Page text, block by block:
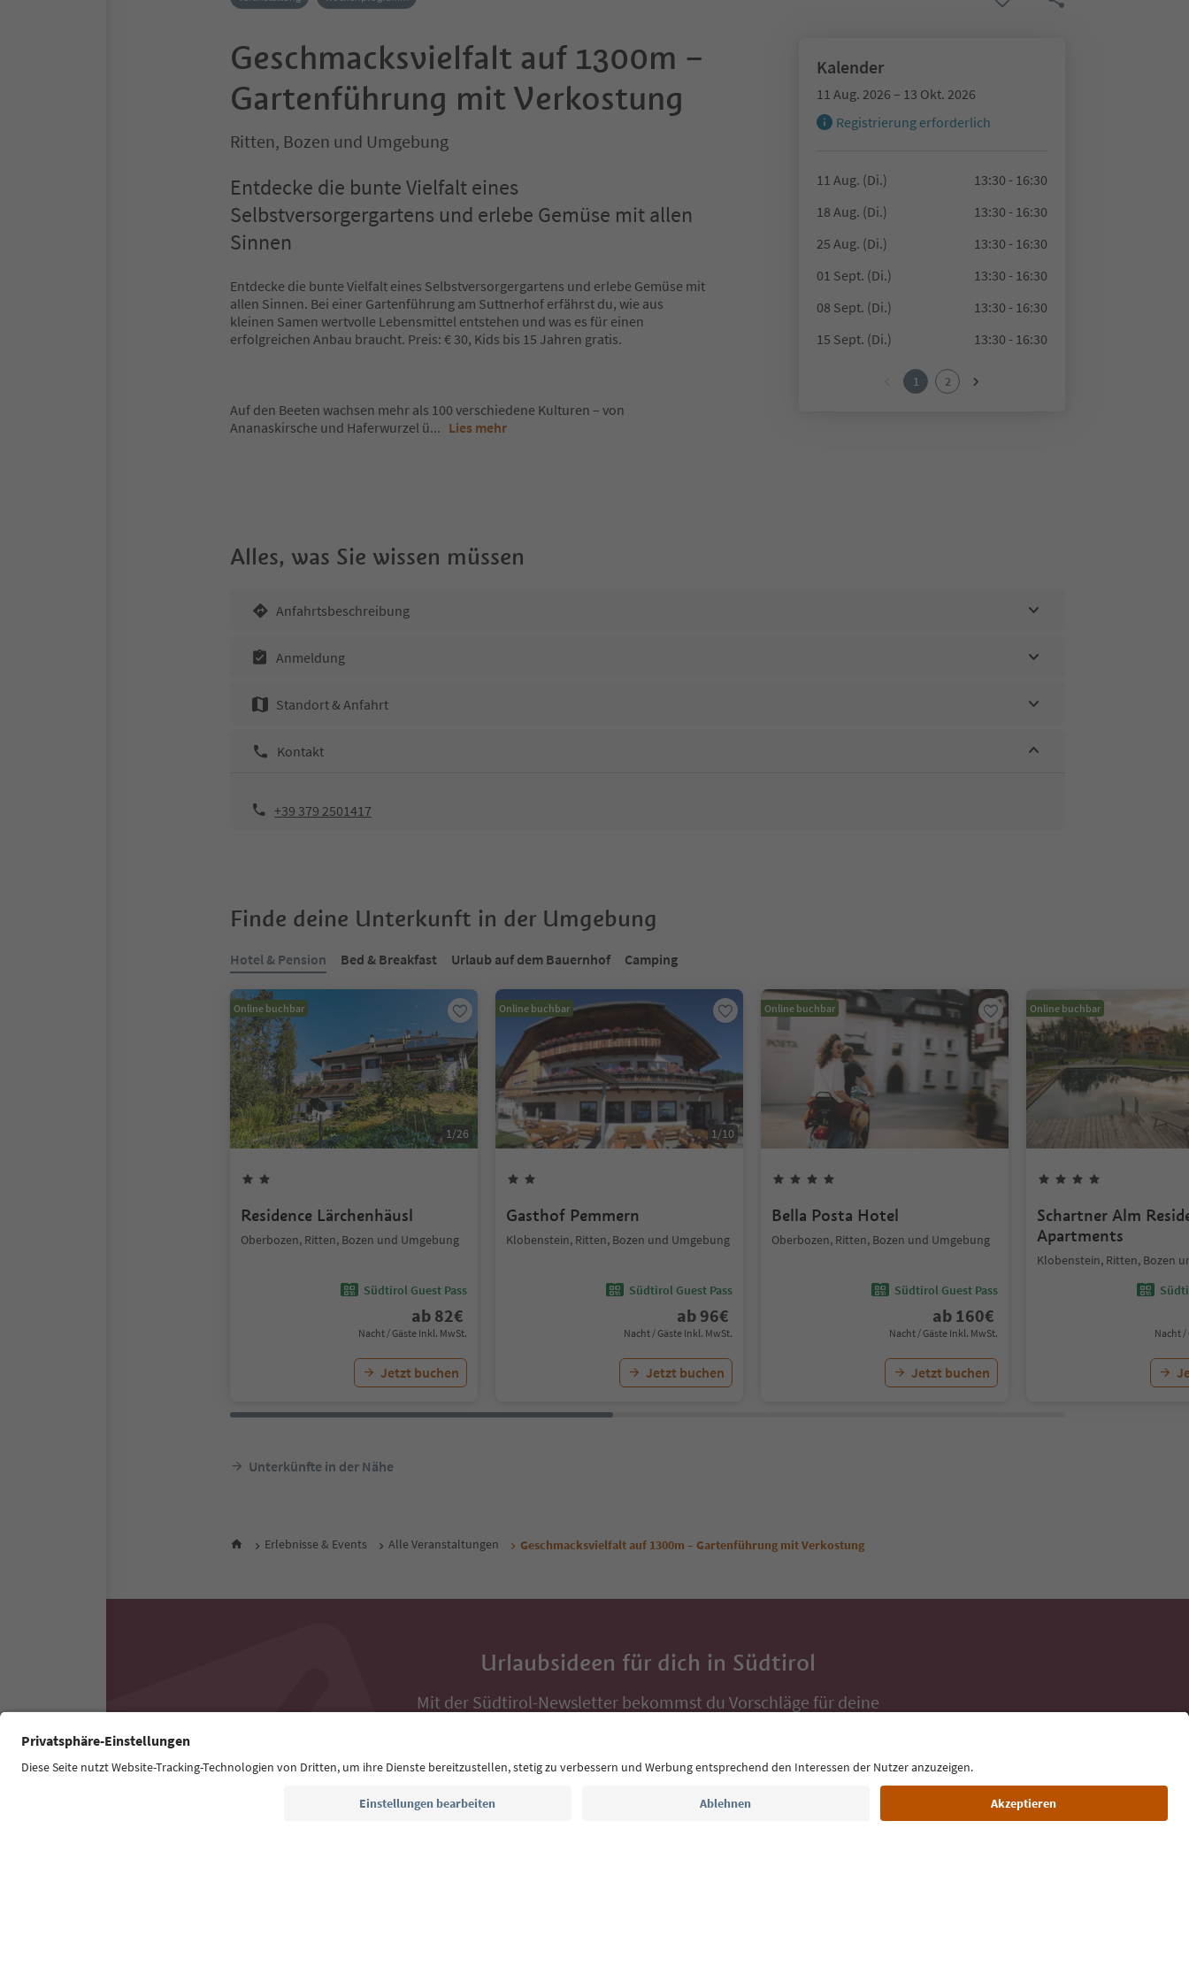
Geschmacksvielfalt auf 1300m –
Gartenführung mit Verkostung
Ritten, Bozen und Umgebung
Entdecke die bunte Vielfalt eines
Selbstversorgergartens und erlebe Gemüse mit allen
Sinnen
Entdecke die bunte Vielfalt eines Selbstversorgergartens und erlebe Gemüse mit
allen Sinnen. Bei einer Gartenführung am Suttnerhof erfährst du, wie aus
kleinen Samen wertvolle Lebensmittel entstehen und was es für einen
erfolgreichen Anbau braucht. Preis: € 30, Kids bis 15 Jahren gratis.
Auf den Beeten wachsen mehr als 100 verschiedene Kulturen – von
Ananaskirsche und Haferwurzel ü... Lies mehr
Kalender
11 Aug. 2026 – 13 Okt. 2026
Registrierung erforderlich
11 Aug. (Di.)
13:30 - 16:30
18 Aug. (Di.)
13:30 - 16:30
25 Aug. (Di.)
13:30 - 16:30
01 Sept. (Di.)
13:30 - 16:30
08 Sept. (Di.)
13:30 - 16:30
15 Sept. (Di.)
13:30 - 16:30
1 2
Alles, was Sie wissen müssen
Anfahrtsbeschreibung
Anmeldung
Standort & Anfahrt
Kontakt
+39 379 2501417
Finde deine Unterkunft in der Umgebung
Hotel & Pension Bed & Breakfast Urlaub auf dem Bauernhof Camping
Online buchbar
1/26
Residence Lärchenhäusl
Oberbozen, Ritten, Bozen und Umgebung
Südtirol Guest Pass
ab 82€
Nacht / Gäste Inkl. MwSt.
Jetzt buchen
Online buchbar
1/10
Gasthof Pemmern
Klobenstein, Ritten, Bozen und Umgebung
Südtirol Guest Pass
ab 96€
Nacht / Gäste Inkl. MwSt.
Jetzt buchen
Online buchbar
Bella Posta Hotel
Oberbozen, Ritten, Bozen und Umgebung
Südtirol Guest Pass
ab 160€
Nacht / Gäste Inkl. MwSt.
Jetzt buchen
Online buchbar
Schartner Alm
Apartments
Klobenstein, Ritten, Bozen
Nacht /
Unterkünfte in der Nähe
Erlebnisse & Events Alle Veranstaltungen Geschmacksvielfalt auf 1300m – Gartenführung mit Verkostung
Urlaubsideen für dich in Südtirol
Mit der Südtirol-Newsletter bekommst du Vorschläge für deine
E-Mail Adresse